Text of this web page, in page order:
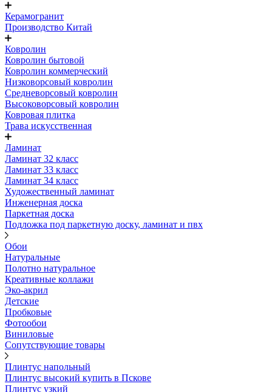
Керамогранит
Производство Китай
Ковролин
Ковролин бытовой
Ковролин коммерческий
Низковорсовый ковролин
Средневорсовый ковролин
Высоковорсовый ковролин
Ковровая плитка
Трава искусственная
Ламинат
Ламинат 32 класс
Ламинат 33 класс
Ламинат 34 класс
Художественный ламинат
Инженерная доска
Паркетная доска
Подложка под паркетную доску, ламинат и пвх
Обои
Натуральные
Полотно натуральное
Креативные коллажи
Эко-акрил
Детские
Пробковые
Фотообои
Виниловые
Сопутствующие товары
Плинтус напольный
Плинтус высокий купить в Пскове
Плинтус узкий